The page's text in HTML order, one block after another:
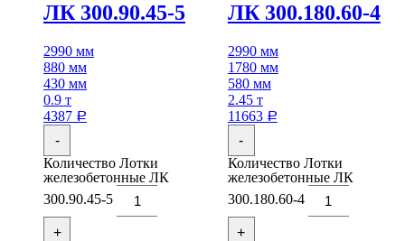
ЛК 300.90.45-5
2990 мм
880 мм
430 мм
0.9 т
4387 Р
-
Количество Лотки
железобетонные ЛК
300.90.45-5
+
ЛК 300.180.60-4
2990 мм
1780 мм
580 мм
2.45 т
11663 Р
-
Количество Лотки
железобетонные ЛК
300.180.60-4
+